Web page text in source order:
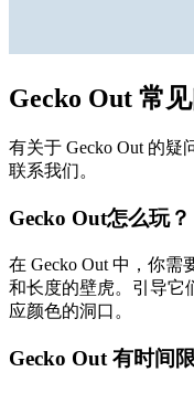
Gecko Out 常
有关于 Gecko Out 的
联系我们。
Gecko Out怎么玩？
在 Gecko Out 中，你
和长度的壁虎。引导它
应颜色的洞口。
Gecko Out 有时间